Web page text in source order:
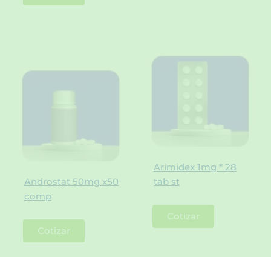
Androstat 50mg x50
comp
Cotizar
Arimidex 1mg * 28
tab st
Cotizar